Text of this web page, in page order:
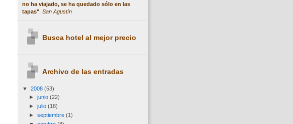
no ha viajado, se ha quedado sólo en las
tapas". San Agustín
Busca hotel al mejor precio
Archivo de las entradas
▼ 2008 (53)
► junio (22)
► julio (18)
► septiembre (1)